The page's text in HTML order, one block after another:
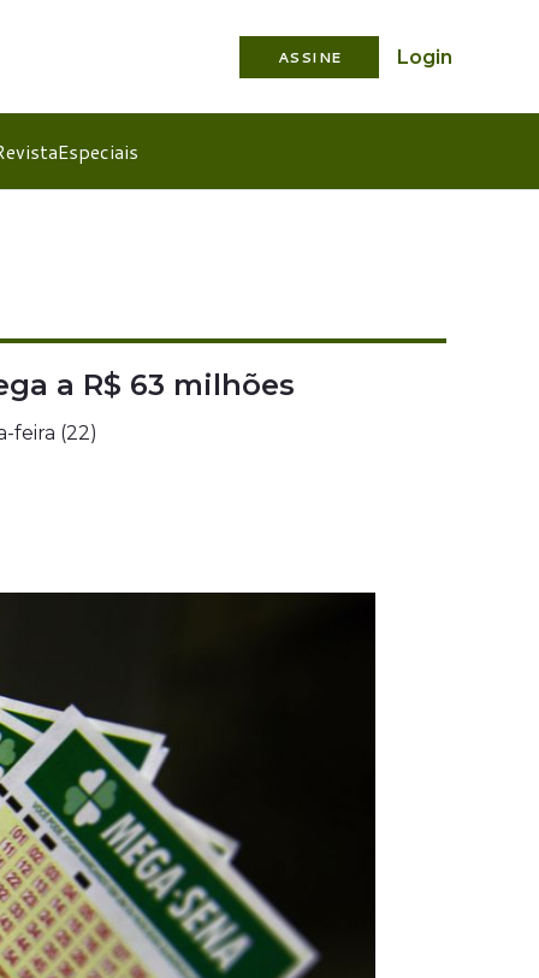
ASSINE Login
Especiais
a R$ 63 milhões
feira (22)